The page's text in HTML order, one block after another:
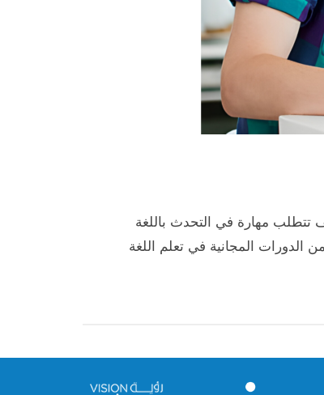
تتطلب مهارة في التحدث باللغة
الدورات المجانية في تعلم اللغة